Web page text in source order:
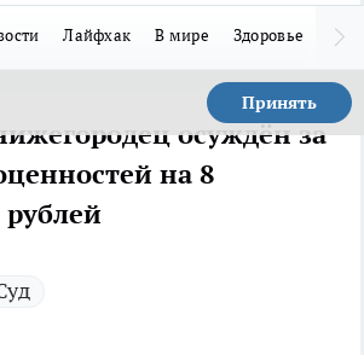
Лайфхак В мире Здоровье
Принять
осуждён за
на 8